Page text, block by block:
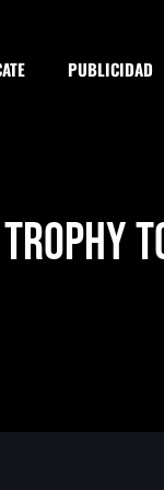
PUBLICIDAD